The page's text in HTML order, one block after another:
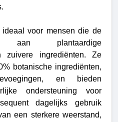
voor mensen die de
aan plantaardige
zuivere ingrediënten. Ze
botanische ingrediënten,
en bieden
ondersteuning voor
dagelijks gebruik
een sterkere weerstand,